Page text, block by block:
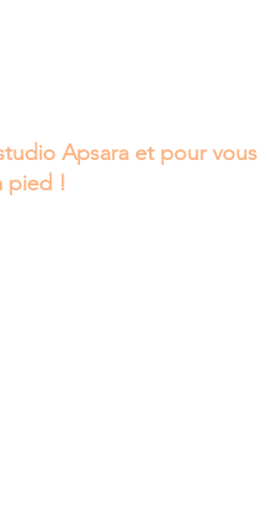
Apsara et pour vous
pied !